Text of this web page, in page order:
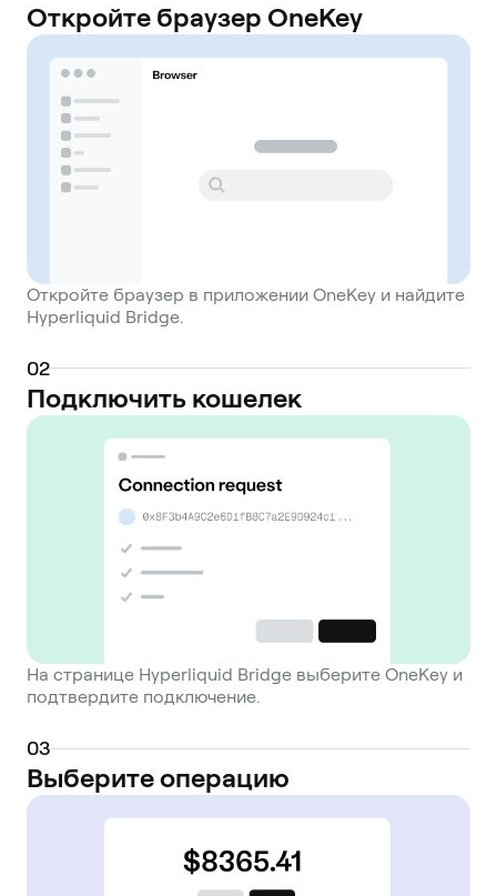
Откройте браузер OneKey
Откройте браузер в приложении OneKey и найдите
Hyperliquid Bridge.
02
Подключить кошелек
На странице Hyperliquid Bridge выберите OneKey и
подтвердите подключение.
03
Выберите операцию